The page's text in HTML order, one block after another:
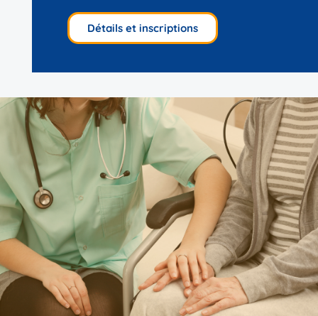
Détails et inscriptions